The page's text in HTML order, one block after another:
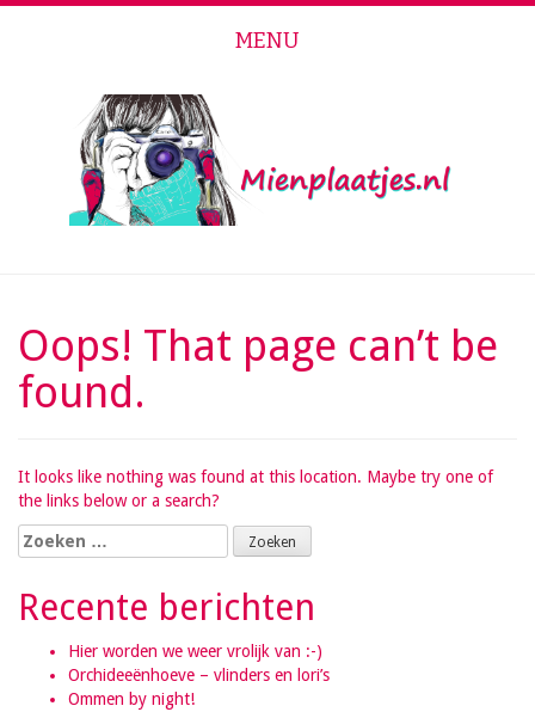
MENU
Skip to content
Oops! That page can’t be
found.
It looks like nothing was found at this location. Maybe try one of
the links below or a search?
Zoeken naar:
Recente berichten
Hier worden we weer vrolijk van :-)
Orchideeënhoeve – vlinders en lori’s
Ommen by night!